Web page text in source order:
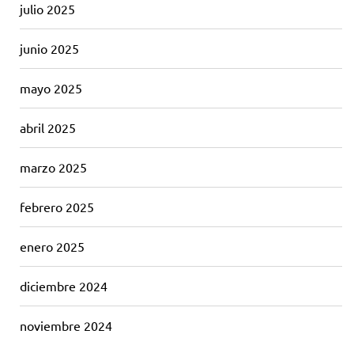
julio 2025
junio 2025
mayo 2025
abril 2025
marzo 2025
febrero 2025
enero 2025
diciembre 2024
noviembre 2024